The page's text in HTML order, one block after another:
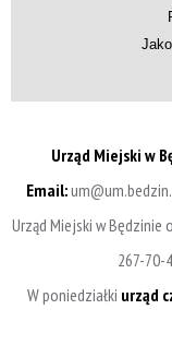
Urząd Miejski w
Email:
Urząd Miejski w Będzinie
267-70-
W poniedziałki urząd